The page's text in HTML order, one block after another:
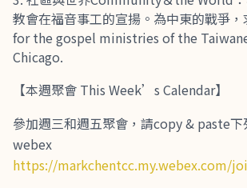
教會在福音事工的宣揚。為中東的戰爭
for the gospel ministries of the
Chicago.
【本週聚會 This Week’s Calendar】
參加週三和週五聚會，請copy & paste下
webex
https://markchentcc.my.webex.com/